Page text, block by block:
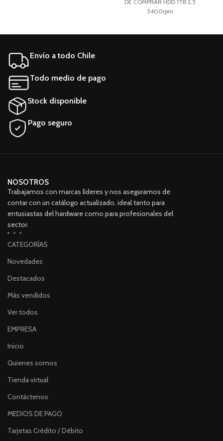
HDD Modelo ST500DM002
DE COMPRAR HDD 1TB 2,5
5400rpm
Envío a todo Chile
Todo medio de pago
Stock disponible
Pago seguro
NOSOTROS
Trabajamos con marcas líderes y nos aseguramos de
contar con un catálogo actualizado, ideal tanto para
entusiastas del hardware como para profesionales del
sector.
CATEGORÍAS
Novedades
Destacados
Más vendidos
Ver todos
EMPRESA
Inicio
Quienes somos
Tienda virtual
Contáctenos
MEDIOS DE PAGO
Tarjetas Crédito / Débito